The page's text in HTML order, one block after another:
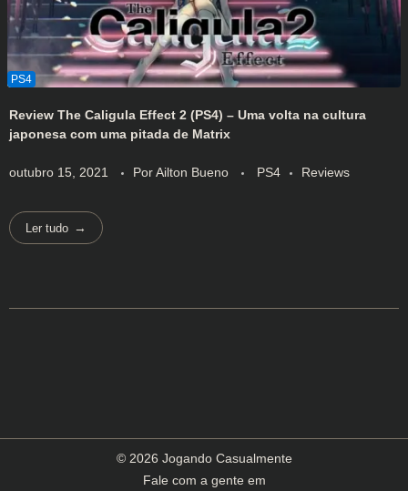
Review The Caligula Effect 2 (PS4) – Uma volta na cultura
japonesa com uma pitada de Matrix
outubro 15, 2021 PorAilton Bueno PS4 Reviews
Ler tudo
© 2026 Jogando Casualmente
Fale com a gente em